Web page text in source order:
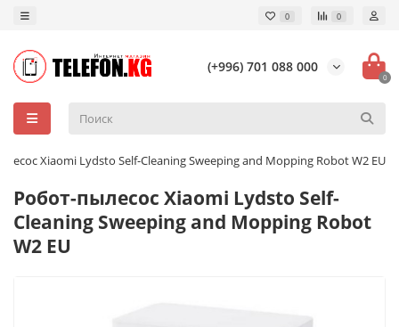
0 0
(+996) 701 088 000
0
Xiaomi Lydsto Self-Cleaning Sweeping and Mopping Robot W2 EU
Робот-пылесос Xiaomi Lydsto Self-
Cleaning Sweeping and Mopping Robot
W2 EU